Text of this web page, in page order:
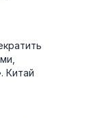
Китай